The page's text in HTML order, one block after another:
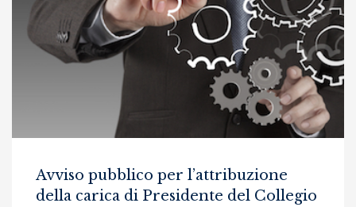
Avviso pubblico per l’attribuzione
della carica di Presidente del Collegio